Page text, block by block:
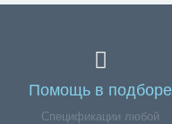
Помощь в подборе
Спецификации любой